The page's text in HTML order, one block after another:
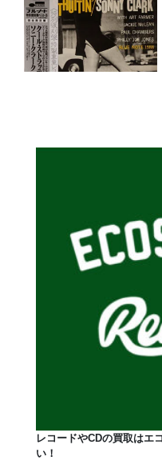
レコードやCDの買取はエ
い！